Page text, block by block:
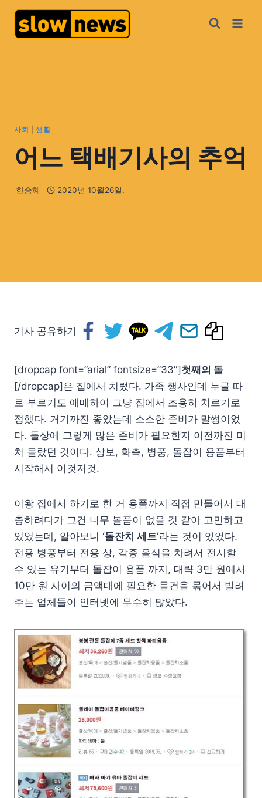
사회 생활
어느 택배기사의 추억
한승혜 2020년 10월26일.
기사 공유하기
[dropcap font=”arial” fontsize=”33″] 첫째의 돌
[/dropcap]은 집에서 치렀다. 가족 행사인데 누굴 따
로 부르기도 애매하여 그냥 집에서 조용히 치르기로
정했다. 거기까진 좋았는데 소소한 준비가 말썽이었
다. 돌상에 그렇게 많은 준비가 필요한지 이전까진 미
처 몰랐던 것이다. 상보, 화촉, 병풍, 돌잡이 용품부터
시작해서 이것저것.
이왕 집에서 하기로 한 거 용품까지 직접 만들어서 대
충하려다가 그건 너무 볼품이 없을 것 같아 고민하고
있었는데, 알아보니 ‘돌잔치 세트’라는 것이 있었다.
전용 병풍부터 전용 상, 각종 음식을 차려서 전시할
수 있는 유기부터 돌잡이 용품 까지, 대략 3만 원에서
10만 원 사이의 금액대에 필요한 물건을 묶어서 빌려
주는 업체들이 인터넷에 무수히 많았다.